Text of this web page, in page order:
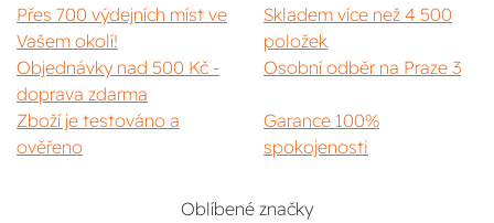
Přes 700 výdejních míst ve
Vašem okolí!
Skladem více než 4 500
položek
Objednávky nad 500 Kč -
doprava zdarma
Osobní odběr na Praze 3
Zboží je testováno a
ověřeno
Garance 100%
spokojenosti
Oblíbené značky